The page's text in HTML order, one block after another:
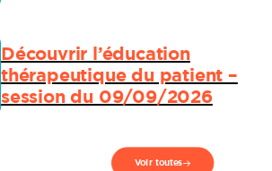
Découvrir l’éducation
thérapeutique du patient –
session du 09/09/2026
Voir toutes